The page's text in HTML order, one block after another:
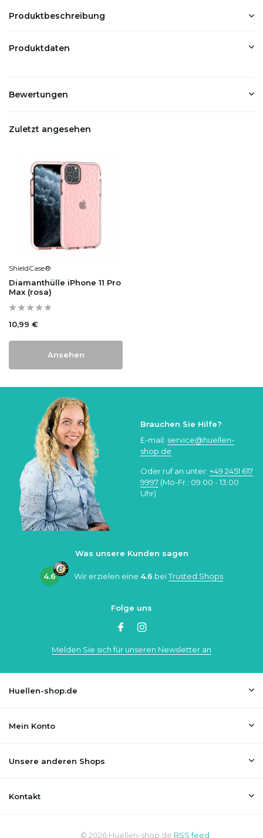
Produktbeschreibung
Produktdaten
Bewertungen
Zuletzt angesehen
ShieldCase®
Diamanthülle iPhone 11 Pro
Max (rosa)
10,99 €
Ansehen
Brauchen Sie Hilfe?
E-mail: service@huellen-
shop.de
Oder ruf an unter: +49 2451 617
9997 (Mo-Fr.: 09:00 - 13:00
Uhr)
Was unsere Kunden sagen
4.6 Wir erzielen eine 4.6 beiTrusted Shops
Folge uns
Melden Sie sich für unseren Newsletter an
Huellen-shop.de
Mein Konto
Unsere anderen Shops
Kontakt
© 2026 Huellen-shop.de RSS feed